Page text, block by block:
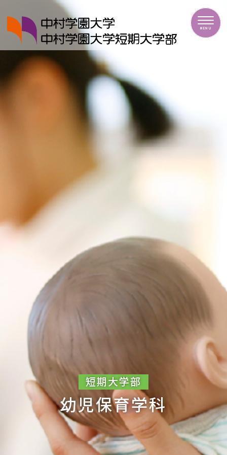
中村学園大学・中村学園大学短期大学部
MENU
短期大学部
幼児保育学科